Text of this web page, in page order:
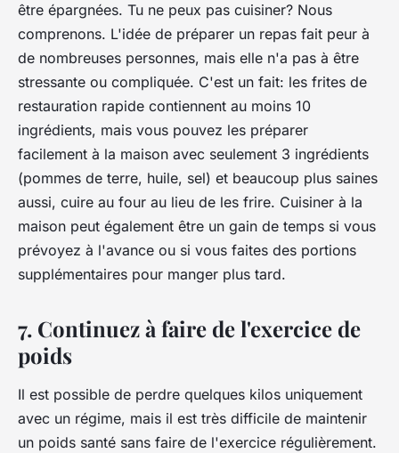
être épargnées. Tu ne peux pas cuisiner? Nous
comprenons. L'idée de préparer un repas fait peur à
de nombreuses personnes, mais elle n'a pas à être
stressante ou compliquée. C'est un fait: les frites de
restauration rapide contiennent au moins 10
ingrédients, mais vous pouvez les préparer
facilement à la maison avec seulement 3 ingrédients
(pommes de terre, huile, sel) et beaucoup plus saines
aussi, cuire au four au lieu de les frire. Cuisiner à la
maison peut également être un gain de temps si vous
prévoyez à l'avance ou si vous faites des portions
supplémentaires pour manger plus tard.
7. Continuez à faire de l'exercice de
poids
Il est possible de perdre quelques kilos uniquement
avec un régime, mais il est très difficile de maintenir
un poids santé sans faire de l'exercice régulièrement.